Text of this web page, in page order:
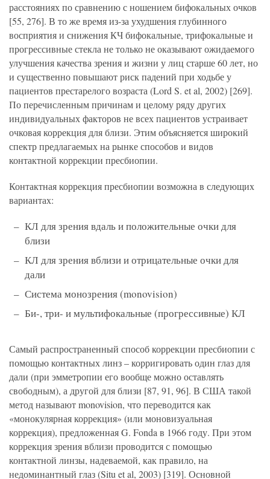
расстояниях по сравнению с ношением бифокальных очков
[55, 276]. В то же время из-за ухудшения глубинного
восприятия и снижения КЧ бифокальные, трифокальные и
прогрессивные стекла не только не оказывают ожидаемого
улучшения качества зрения и жизни у лиц старше 60 лет, но
и существенно повышают риск падений при ходьбе у
пациентов престарелого возраста (Lord S. et al, 2002) [269].
По перечисленным причинам и целому ряду других
индивидуальных факторов не всех пациентов устраивает
очковая коррекция для близи. Этим объясняется широкий
спектр предлагаемых на рынке способов и видов
контактной коррекции пресбиопии.
Контактная коррекция пресбиопии возможна в следующих
вариантах:
КЛ для зрения вдаль и положительные очки для
близи
КЛ для зрения вблизи и отрицательные очки для
дали
Система монозрения (monovision)
Би-, три- и мультифокальные (прогрессивные) КЛ
Самый распространенный способ коррекции пресбиопии с
помощью контактных линз – корригировать один глаз для
дали (при эмметропии его вообще можно оставлять
свободным), а другой для близи [87, 91, 96]. В США такой
метод называют monovision, что переводится как
«монокулярная коррекция» (или моновизуальная
коррекция), предложенная G. Fonda в 1966 году. При этом
коррекция зрения вблизи проводится с помощью
контактной линзы, надеваемой, как правило, на
недоминантный глаз (Situ et al, 2003) [319]. Основной